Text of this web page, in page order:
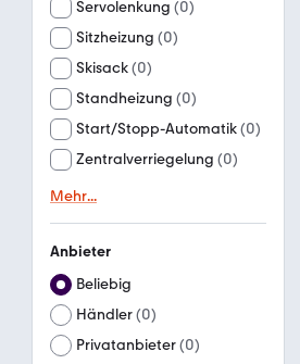
Servolenkung (0)
Sitzheizung (0)
Skisack(0)
Standheizung (0)
Start/Stopp-Automatik(0)
Zentralverriegelung (0)
Mehr...
Anbieter
Beliebig
Händler(0)
Privatanbieter(0)